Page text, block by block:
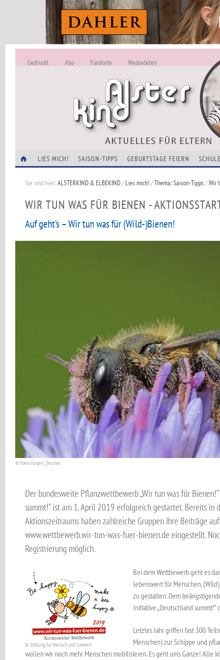
ALSTERKIND -
Alles Neu
Gedruckt Abo Fundorte Mediadaten
LIES MICH! SAISON-TIPPS GEBURTSTAGE FEIERN
Sie sind hier:ALSTERKIND & ELBEKIND/Lies mich!/Thema: Saison-Tipps/Wir
WIR TUN WAS FÜR BIENEN -
Auf geht’s – Wir tun was für (Wild-)Bienen!
© Hans-Jürgen_Sessner
Der bundesweite Pflanzwettbewerb „Wir tun was für
summt!“ ist am 1. April 2019 erfolgreich gestartet. Bereits in
Aktionszeitraums haben zahlreiche Gruppen Ihre Beiträge
www.wettbewerb.wir-tun-was-fuer-bienen.de eingestellt.
Registrierung möglich.
© Stiftung für Mensch und Umwelt
Bei dem Wettbewerb geht es
lebenswert für Menschen,
zu gestalten. Dem
Initiative „Deutschland
Letztes Jahr griffen fast 300
Menschen) zur Schippe und
wollen wir noch mehr Menschen mobilisieren. Es geht ums Ganze! Alle